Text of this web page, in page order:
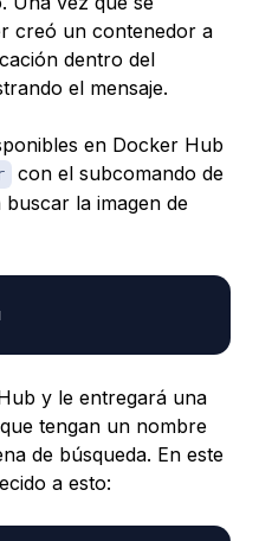
creó un contenedor a
dentro del
el mensaje.
en Docker Hub
con el subcomando de
la imagen de
y le entregará una
tengan un nombre
de búsqueda. En este
a esto: